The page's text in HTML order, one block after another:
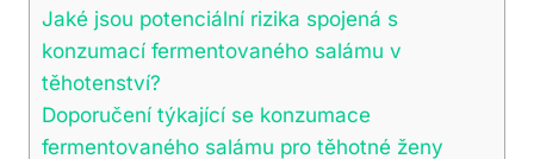
Jaké jsou potenciální rizika spojená s
konzumací fermentovaného salámu v
těhotenství?
Doporučení týkající se konzumace
fermentovaného salámu pro těhotné ženy